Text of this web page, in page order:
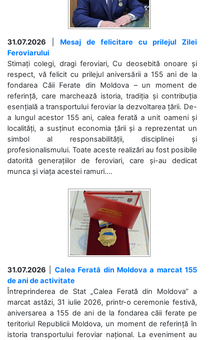
31.07.2026
Mesaj de felicitare cu prilejul Zilei
Feroviarului
Stimați colegi, dragi feroviari, Cu deosebită onoare și
respect, vă felicit cu prilejul aniversării a 155 ani de la
fondarea Căii Ferate din Moldova – un moment de
referință, care marchează istoria, tradiția și contribuția
esențială a transportului feroviar la dezvoltarea țării. De-
a lungul acestor 155 ani, calea ferată a unit oameni și
localități, a susținut economia țării și a reprezentat un
simbol al responsabilității, disciplinei și
profesionalismului. Toate aceste realizări au fost posibile
datorită generațiilor de feroviari, care și-au dedicat
munca și viața acestei ramuri....
31.07.2026
Calea Ferată din Moldova a marcat 155
de ani de activitate
Întreprinderea de Stat „Calea Ferată din Moldova” a
marcat astăzi, 31 iulie 2026, printr-o ceremonie festivă,
aniversarea a 155 de ani de la fondarea căii ferate pe
teritoriul Republicii Moldova, un moment de referință în
istoria transportului feroviar național. La eveniment au